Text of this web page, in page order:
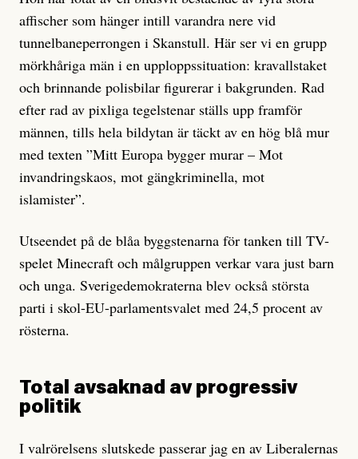
affischer som hänger intill varandra nere vid
tunnelbaneperrongen i Skanstull. Här ser vi en grupp
mörkhåriga män i en upploppssituation: kravallstaket
och brinnande polisbilar figurerar i bakgrunden. Rad
efter rad av pixliga tegelstenar ställs upp framför
männen, tills hela bildytan är täckt av en hög blå mur
med texten ”Mitt Europa bygger murar – Mot
invandringskaos, mot gängkriminella, mot
islamister”.
Utseendet på de blåa byggstenarna för tanken till TV-
spelet Minecraft och målgruppen verkar vara just barn
och unga. Sverigedemokraterna blev också största
parti i skol-EU-parlamentsvalet med 24,5 procent av
rösterna.
Total avsaknad av progressiv
politik
I valrörelsens slutskede passerar jag en av Liberalernas